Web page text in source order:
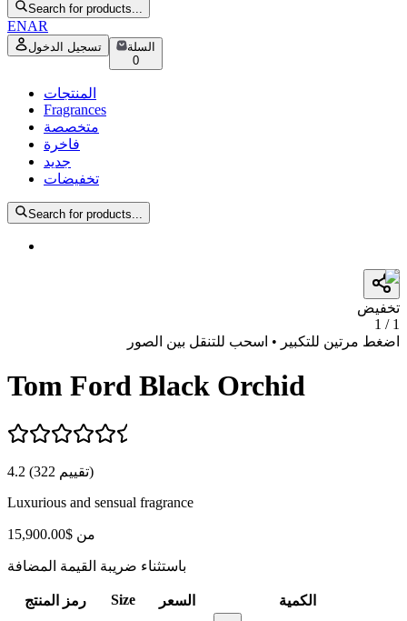
Search for products...
ENAR
تسجيل الدخول
السلة
0
المنتجات
Fragrances
متخصصة
فاخرة
جديد
تخفيضات
Search for products...
تخفيض
1
/
1
اضغط مرتين للتكبير • اسحب للتنقل بين الصور
Tom Ford Black Orchid
4.2 (322 تقييم)
Luxurious and sensual fragrance
من $15,900.00
باستثناء ضريبة القيمة المضافة
رمز المنتج Size السعر الكمية